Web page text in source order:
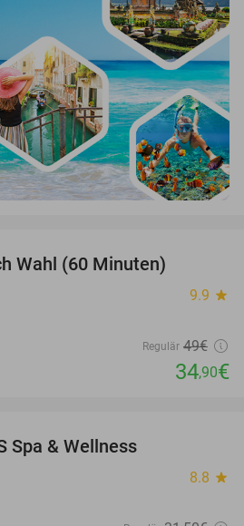
Wahl (60 Minuten)
9.9 star
Regulär 49€
34,90€
Spa & Wellness
8.8 star